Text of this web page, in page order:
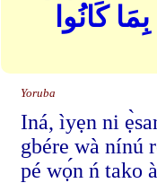
كَانُوا
Yoruba
Iná, ìyẹn ni
gbére wà nínú
pé wọ́n ń tako